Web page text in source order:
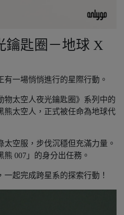
鑰匙圈－地球 X
一場悄悄進行的星際行動。
物太空人夜光鑰匙圈》系列中的
太空人，正式被任命為地球代
空服，步伐沉穩但充滿力量。
007」的身分出任務。
起完成跨星系的探索行動！